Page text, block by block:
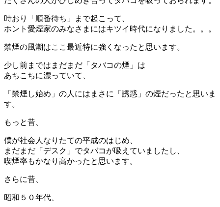
時おり「順番待ち」まで起こって、
ホント愛煙家のみなさまにはキツイ時代になりました。。。
禁煙の風潮はここ最近特に強くなったと思います。
少し前まではまだまだ「タバコの煙」は
あちこちに漂っていて、
「禁煙し始め」の人にはまさに「誘惑」の煙だったと思いま
す。
もっと昔、
僕が社会人なりたての平成のはじめ、
まだまだ「デスク」でタバコが吸えていましたし、
喫煙率もかなり高かったと思います。
さらに昔、
昭和５０年代、